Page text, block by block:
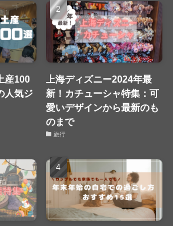
産100
人気ジ
上海ディズニー2024年最
新！カチューシャ特集：可
愛いデザインから最新のも
のまで
旅行